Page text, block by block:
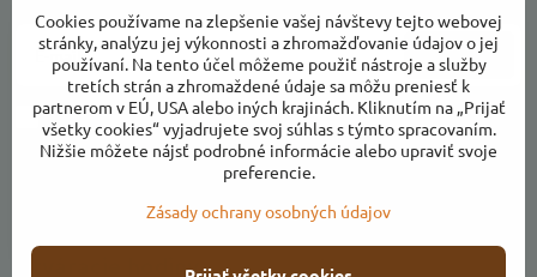
Odoberať
Chcem sa prihlásiť k odberu noviniek e-mailom
Otváracie hodiny
Cookies používame na zlepšenie vašej návštevy tejto webovej
stránky, analýzu jej výkonnosti a zhromažďovanie údajov o jej
používaní. Na tento účel môžeme použiť nástroje a služby
tretích strán a zhromaždené údaje sa môžu preniesť k
partnerom v EÚ, USA alebo iných krajinách. Kliknutím na „Prijať
všetky cookies“ vyjadrujete svoj súhlas s týmto spracovaním.
Nižšie môžete nájsť podrobné informácie alebo upraviť svoje
preferencie.
Zásady ochrany osobných údajov